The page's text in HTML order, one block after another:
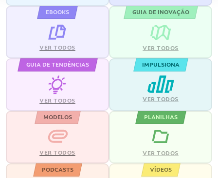
EBOOKS
VER TODOS
GUIA DE INOVAÇÃO
VER TODOS
GUIA DE TENDÊNCIAS
VER TODOS
IMPULSIONA
VER TODOS
MODELOS
VER TODOS
PLANILHAS
VER TODOS
PODCASTS VÍDEOS